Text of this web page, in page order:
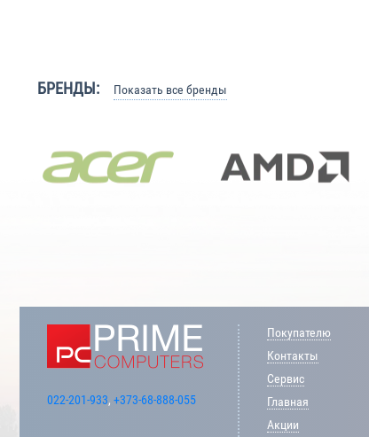
БРЕНДЫ: Показать все бренды
022-201-933, +373-68-888-055
Покупателю
Контакты
Сервис
Главная
Акции